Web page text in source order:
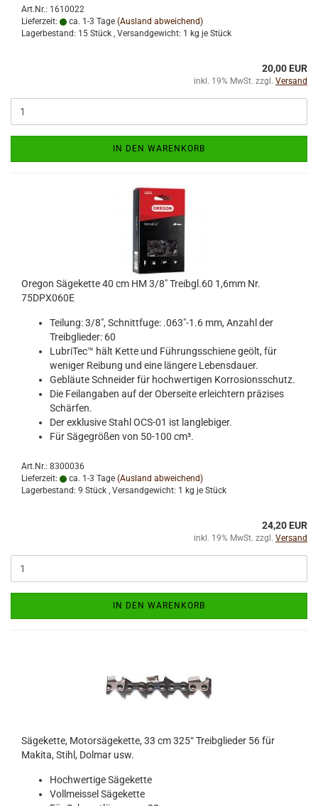
Art.Nr.: 1610022
Lieferzeit:
ca. 1-3 Tage (Ausland abweichend)
Lagerbestand: 15 Stück , Versandgewicht: 1 kg je Stück
20,00 EUR
inkl. 19% MwSt. zzgl. Versand
IN DEN WARENKORB
Oregon Sägekette 40 cm HM 3/8" Treibgl.60 1,6mm Nr.
75DPX060E
Teilung: 3/8", Schnittfuge: .063"-1.6 mm, Anzahl der
Treibglieder: 60
LubriTec™ hält Kette und Führungsschiene geölt, für
weniger Reibung und eine längere Lebensdauer.
Gebläute Schneider für hochwertigen Korrosionsschutz.
Die Feilangaben auf der Oberseite erleichtern präzises
Schärfen.
Der exklusive Stahl OCS-01 ist langlebiger.
Für Sägegrößen von 50-100 cm³.
Art.Nr.: 8300036
Lieferzeit:
ca. 1-3 Tage (Ausland abweichend)
Lagerbestand: 9 Stück , Versandgewicht: 1 kg je Stück
24,20 EUR
inkl. 19% MwSt. zzgl. Versand
IN DEN WARENKORB
Sägekette, Motorsägekette, 33 cm 325“ Treibglieder 56 für
Makita, Stihl, Dolmar usw.
Hochwertige Sägekette
Vollmeissel Sägekette